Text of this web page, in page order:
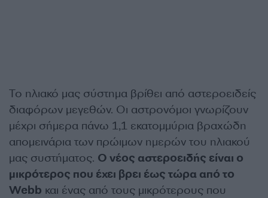
Το ηλιακό μας σύστημα βρίθει από αστεροειδείς
διαφόρων μεγεθών. Οι αστρονόμοι γνωρίζουν
μέχρι σήμερα πάνω 1,1 εκατομμύρια βραχώδη
απομεινάρια των πρώιμων ημερών του ηλιακού
μας συστήματος. Ο νέος αστεροειδής είναι ο
μικρότερος που έχει βρει έως τώρα από το
Webb και ένας από τους μικρότερους που